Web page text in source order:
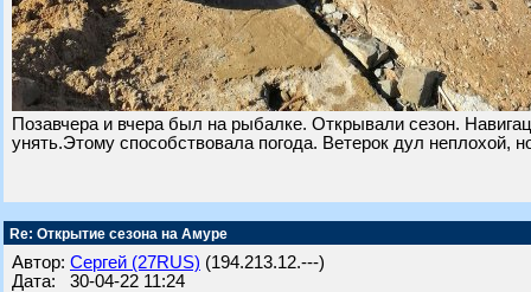
Позавчера и вчера был на рыбалке. Открывали сезон.
унять.Этому способствовала погода. Ветерок дул неплохой,
Re: Открытие сезона на Амуре
Автор: Сергей (27RUS) (194.213.12.---)
Дата: 30-04-22 11:24